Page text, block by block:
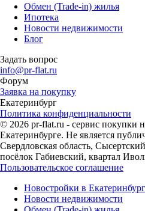
Обмен (Trade-in) жилья
Ипотека
Новости недвижимости
Блог
Задать вопрос
info@pr-flat.ru
Форум
Заявка на покупку
Екатеринбург
Политика конфиденциальности
© 2026 pr-flat.ru - сервис покупки
Екатеринбурге. Не является
Свердловская область,
посёлок Габиевский, квартал
Пользовательское соглашение
Новостройки в
Новости недвижимости